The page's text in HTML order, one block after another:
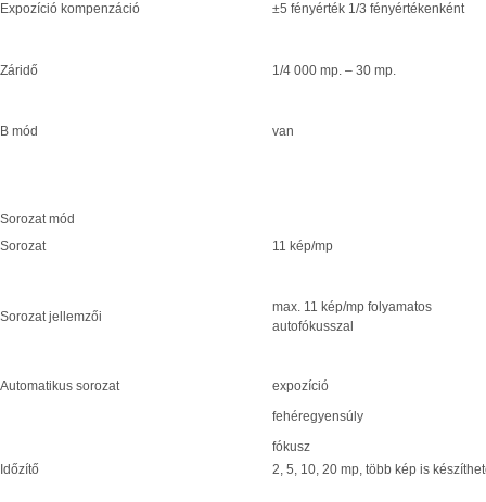
Expozíció kompenzáció
±5 fényérték 1/3 fényértékenként
Záridő 1/4 000 mp. – 30 mp.
B mód van
Sorozat mód
Sorozat
11 kép/mp
Sorozat jellemzői
max. 11 kép/mp folyamatos
autofókusszal
Automatikus sorozat
expozíció
fehéregyensúly
fókusz
Időzítő
2, 5, 10, 20 mp, több kép is